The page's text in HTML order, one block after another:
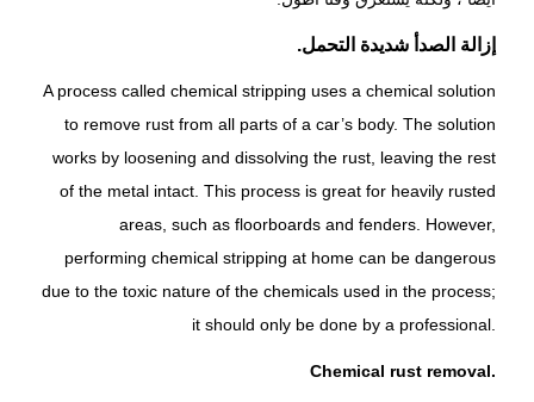
إزالة الصدأ شديدة التحمل.
A process called chemical stripping uses a chemical solution
to remove rust from all parts of a car’s body. The solution
works by loosening and dissolving the rust, leaving the rest
of the metal intact. This process is great for heavily rusted
areas, such as floorboards and fenders. However,
performing chemical stripping at home can be dangerous
due to the toxic nature of the chemicals used in the process;
it should only be done by a professional.
Chemical rust removal.